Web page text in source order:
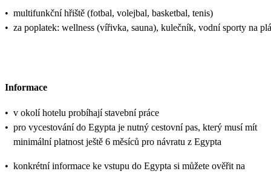
• multifunkční hřiště (fotbal, volejbal, basketbal, tenis)
• za poplatek: wellness (vířivka, sauna), kulečník, vodní sporty na
Informace
• v okolí hotelu probíhají stavební práce
• pro vycestování do Egypta je nutný cestovní pas, který musí mít
minimální platnost ještě 6 měsíců pro návratu z Egypta
• konkrétní informace ke vstupu do Egypta si můžete ověřit na